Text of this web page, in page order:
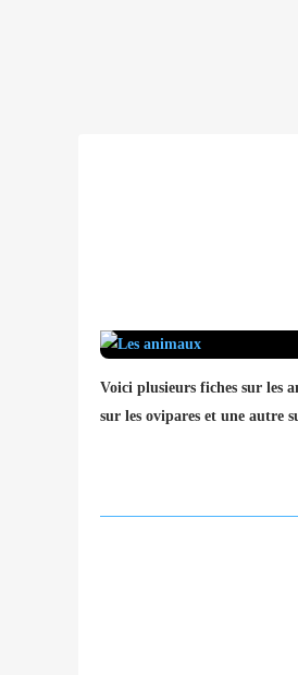
Voici plusieurs fiches sur les
sur les ovipares et une autre